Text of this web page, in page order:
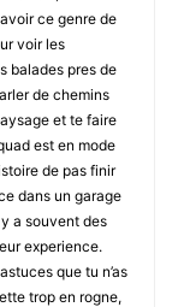
ce genre de
voir les
balades pres de
de chemins
et te faire
est en mode
de pas finir
dans un garage
a souvent des
experience.
que tu n’as
trop en rogne,